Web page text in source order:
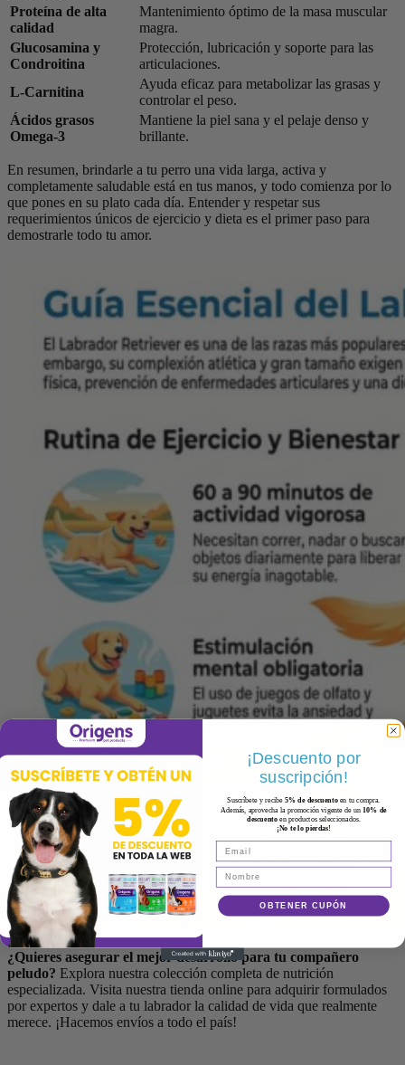
Proteína de alta
calidad
Mantenimiento óptimo de la masa muscular
magra.
Glucosamina y
Condroitina
Protección, lubricación y soporte para las
articulaciones.
L-Carnitina
Ayuda eficaz para metabolizar las grasas y
controlar el peso.
Ácidos grasos
Omega-3
Mantiene la piel sana y el pelaje denso y
brillante.
En resumen, brindarle a tu perro una vida larga, activa y
completamente saludable está en tus manos, y todo comienza por lo
que pones en su plato cada día. Entender y respetar sus
requerimientos únicos de ejercicio y dieta es el primer paso para
demostrarle todo tu amor.
¿Quieres asegurar el mejor desarrollo para tu compañero
peludo? Explora nuestra colección completa de nutrición
especializada. Visita nuestra tienda online para adquirir formulados
por expertos y dale a tu labrador la calidad de vida que realmente
merece. ¡Hacemos envíos a todo el país!
¡Descuento por
suscripción!
Suscríbete y recibe5% de descuentoen tu compra.
Además, aprovecha la promoción vigente de un10% de
descuentoen productos seleccionados.
¡No te lo pierdas!
OBTENER CUPÓN